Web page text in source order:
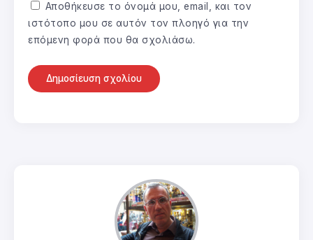
Αποθήκευσε το όνομά μου, email, και τον
ιστότοπο μου σε αυτόν τον πλοηγό για την
επόμενη φορά που θα σχολιάσω.